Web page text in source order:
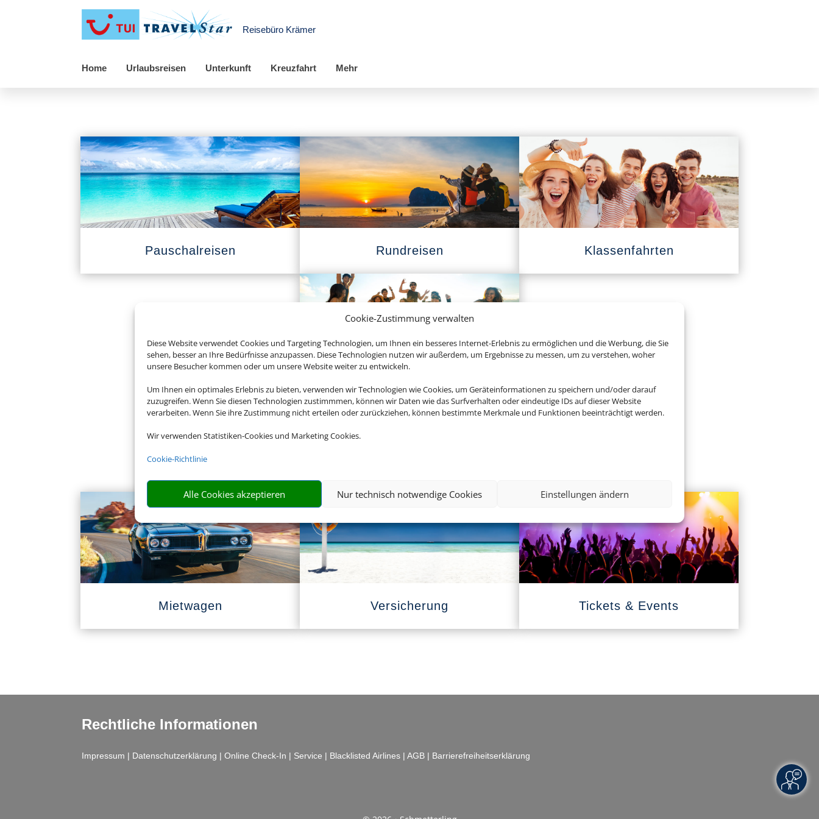
Cookie-Zustimmung verwalten
Diese Website verwendet Cookies und Targeting Technologien, um Ihnen ein besseres Internet-Erlebnis zu ermöglichen und die Werbung, die Sie
sehen, besser an Ihre Bedürfnisse anzupassen. Diese Technologien nutzen wir außerdem, um Ergebnisse zu messen, um zu verstehen, woher
unsere Besucher kommen oder um unsere Website weiter zu entwickeln.
Um Ihnen ein optimales Erlebnis zu bieten, verwenden wir Technologien wie Cookies, um Geräteinformationen zu speichern und/oder darauf
zuzugreifen. Wenn Sie diesen Technologien zustimmmen, können wir Daten wie das Surfverhalten oder eindeutige IDs auf dieser Website
verarbeiten. Wenn Sie ihre Zustimmung nicht erteilen oder zurückziehen, können bestimmte Merkmale und Funktionen beeinträchtigt werden.
Wir verwenden Statistiken-Cookies und Marketing Cookies.
Cookie-Richtlinie
Alle Cookies akzeptieren Nur technisch notwendige Cookies Einstellungen ändern
Reisebüro Krämer
Home Urlaubsreisen Unterkunft Kreuzfahrt Mehr
Pauschalreisen Rundreisen Klassenfahrten
Gruppenreisen
Mietwagen Versicherung Tickets & Events
Rechtliche Informationen
Impressum | Datenschutzerklärung |Online Check-In | Service | Blacklisted Airlines |AGB | Barrierefreiheitserklärung